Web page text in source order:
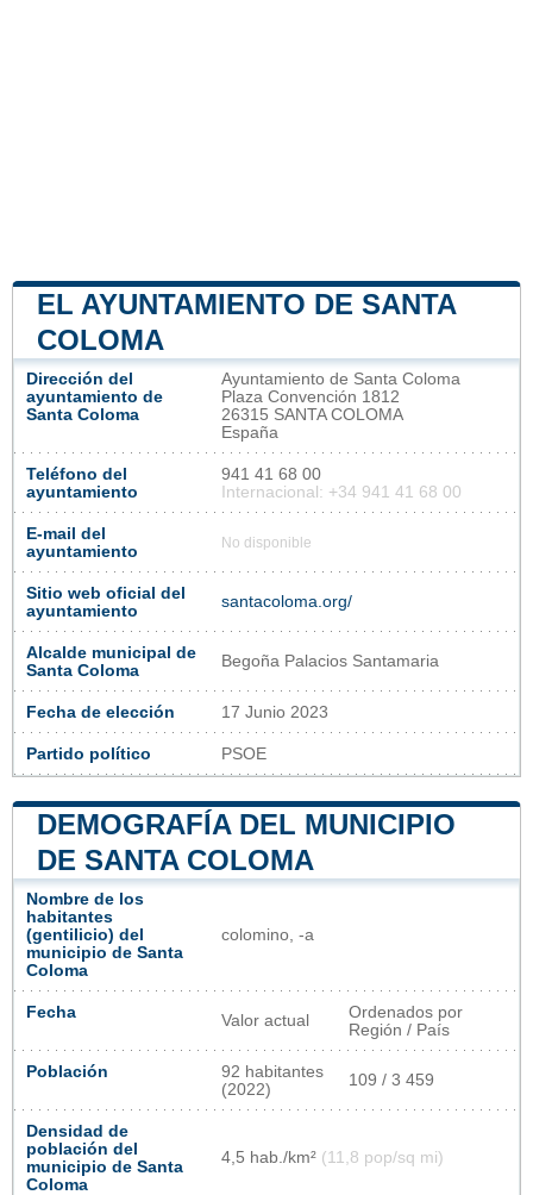
EL AYUNTAMIENTO DE SANTA
COLOMA
Dirección del
ayuntamiento de
Santa Coloma
Ayuntamiento de Santa Coloma
Plaza Convención 1812
26315 SANTA COLOMA
España
Teléfono del
ayuntamiento
941 41 68 00
Internacional: +34 941 41 68 00
E-mail del
ayuntamiento
No disponible
Sitio web oficial del
ayuntamiento
santacoloma.org/
Alcalde municipal de
Santa Coloma
Begoña Palacios Santamaria
Fecha de elección 17 Junio 2023
Partido político PSOE
DEMOGRAFÍA DEL MUNICIPIO
DE SANTA COLOMA
Nombre de los
habitantes
(gentilicio) del
municipio de Santa
Coloma
colomino, -a
Fecha Valor actual
Ordenados por
Región / País
Población
92 habitantes
(2022)
109 / 3 459
Densidad de
población del
municipio de Santa
Coloma
4,5 hab./km² (11,8 pop/sq mi)